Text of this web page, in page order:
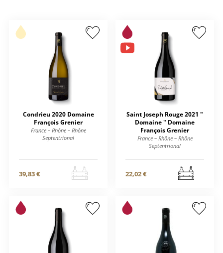
Condrieu 2020 Domaine
François Grenier
France – Rhône – Rhône
Septentrional
39,83 €
Saint Joseph Rouge 2021 "
Domaine " Domaine
François Grenier
France – Rhône – Rhône
Septentrional
22,02 €